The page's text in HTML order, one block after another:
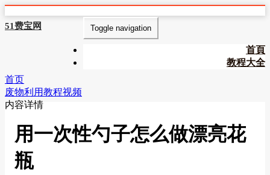
51费宝网 Toggle navigation
首頁
教程大全
首页
废物利用教程视频
内容详情
用一次性勺子怎么做漂亮花
瓶